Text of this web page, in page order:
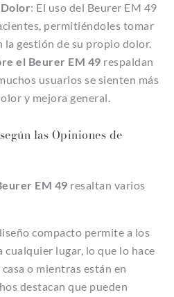
: El uso del Beurer EM 49
permitiéndoles tomar
la gestión de su propio dolor.
el Beurer EM 49 respaldan
usuarios se sienten más
y mejora general.
las Opiniones de
EM 49 resaltan varios
compacto permite a los
cualquier lugar, lo que lo hace
o mientras están en
destacan que pueden